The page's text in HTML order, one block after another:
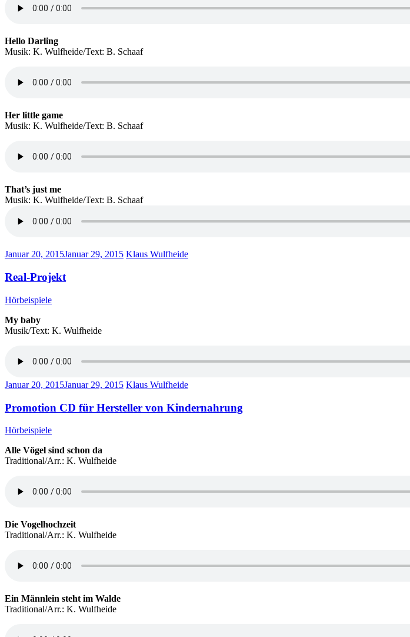
Hello Darling
Musik: K. Wulfheide/Text: B. Schaaf
Her little game
Musik: K. Wulfheide/Text: B. Schaaf
That’s just me
Musik: K. Wulfheide/Text: B. Schaaf
Januar 20, 2015Januar 29, 2015 Klaus Wulfheide
Real-Projekt
Hörbeispiele
My baby
Musik/Text: K. Wulfheide
Januar 20, 2015Januar 29, 2015 Klaus Wulfheide
Promotion CD für Hersteller von Kindernahrung
Hörbeispiele
Alle Vögel sind schon da
Traditional/Arr.: K. Wulfheide
Die Vogelhochzeit
Traditional/Arr.: K. Wulfheide
Ein Männlein steht im Walde
Traditional/Arr.: K. Wulfheide